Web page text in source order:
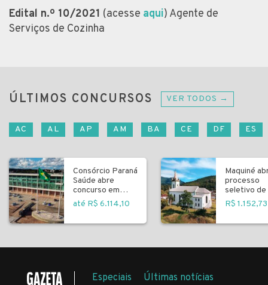
Edital n.º 10/2021 (acesse aqui) Agente de
Serviços de Cozinha
ÚLTIMOS CONCURSOS VER TODOS →
AC AL AP AM BA CE DF ES
Consórcio Paraná
Saúde abre
concurso em
Curitiba
até R$ 6.114,10
Maquiné
processo
seletivo de
R$ 1.152,73
Especiais
Últimas notícias